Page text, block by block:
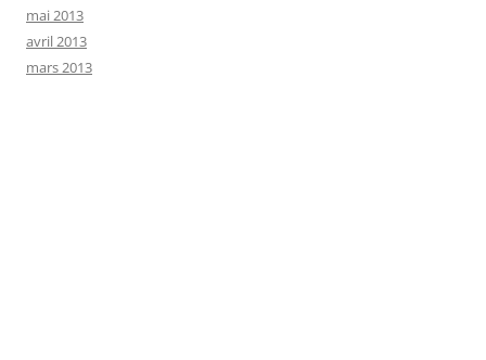
mai 2013
avril 2013
mars 2013